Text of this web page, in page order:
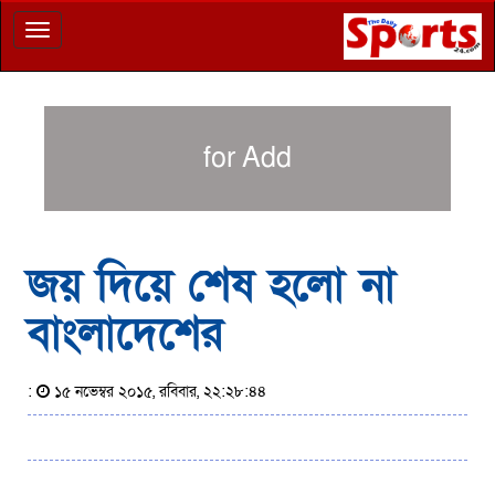
Toggle
navigation
for Add
জয় দিয়ে শেষ হলো না
বাংলাদেশের
: ১৫ নভেম্বর ২০১৫, রবিবার, ২২:২৮:৪৪